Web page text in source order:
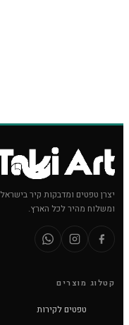
יצרן טפטים ומדבקות קיר
ומשלוח מהיר לכל הארץ.
קטלוג מוצרים
טפטים לקירות